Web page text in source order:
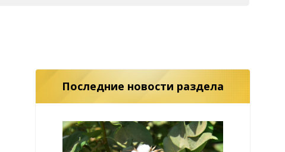
Последние новости раздела